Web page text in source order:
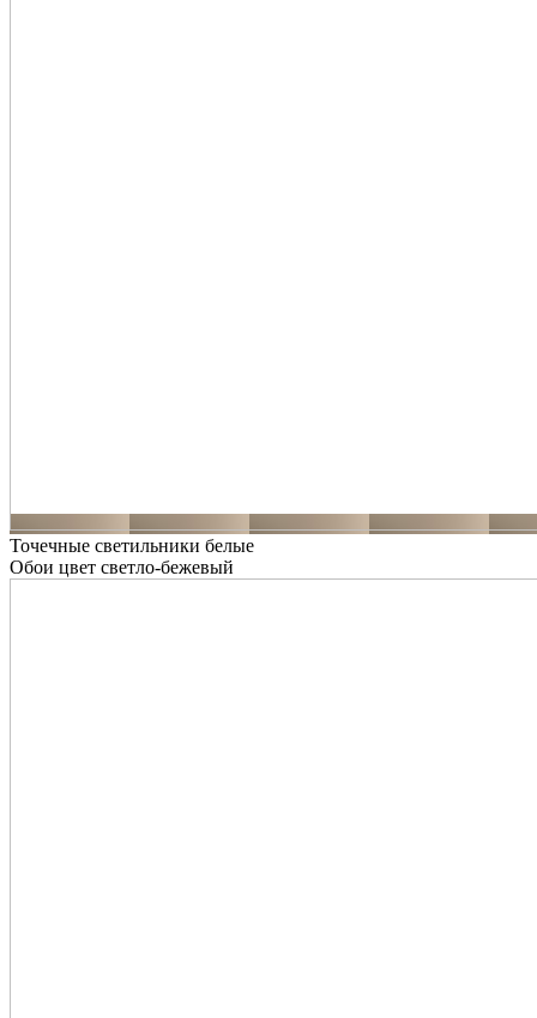
Точечные светильники белые
Обои цвет светло-бежевый